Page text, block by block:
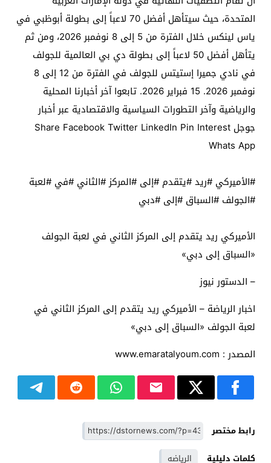
المتحدة، حيث سيتأهل أفضل 70 لاعباً إلى بطولة أبوظبي في
ياس لينكس خلال الفترة من 5 إلى 8 نوفمبر 2026، ومن ثم
يتأهل أفضل 50 لاعباً إلى بطولة دي بي العالمية للجولف
في نادي جميرا إستيتس للجولف في الفترة من 12 إلى 8
نوفمبر 2026. 15 فبراير 2026. تابعوا آخر أخبارنا المحلية
والرياضية وآخر التطورات السياسية والاقتصادية عبر أخبار
جوجل Share Facebook Twitter LinkedIn Pin Interest
Whats App
#الأميركي #ريد #يتقدم #إلى #المركز #الثاني #في #لعبة
#الجولف #السباق #إلى #دبي
الأميركي ريد يتقدم إلى المركز الثاني في لعبة الجولف
«السباق إلى دبي»
– الدستور نيوز
اخبار الرياضة – الأميركي ريد يتقدم إلى المركز الثاني في
لعبة الجولف «السباق إلى دبي»
المصدر : www.emaratalyoum.com
رابط مختصر
كلمات دليلية
الرياضه